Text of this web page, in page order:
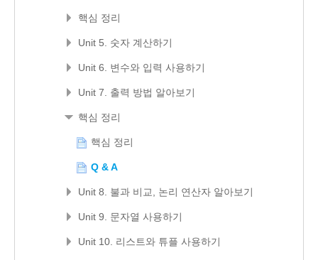
핵심 정리
Unit 5. 숫자 계산하기
Unit 6. 변수와 입력 사용하기
Unit 7. 출력 방법 알아보기
핵심 정리
핵심 정리
Q & A
Unit 8. 불과 비교, 논리 연산자 알아보기
Unit 9. 문자열 사용하기
Unit 10. 리스트와 튜플 사용하기